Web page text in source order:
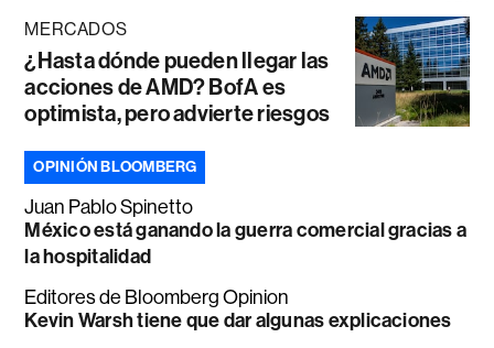
MERCADOS
¿Hasta dónde pueden llegar las
acciones de AMD? BofA es
optimista, pero advierte riesgos
OPINIÓN BLOOMBERG
Juan Pablo Spinetto
México está ganando la guerra comercial gracias a
la hospitalidad
Editores de Bloomberg Opinion
Kevin Warsh tiene que dar algunas explicaciones